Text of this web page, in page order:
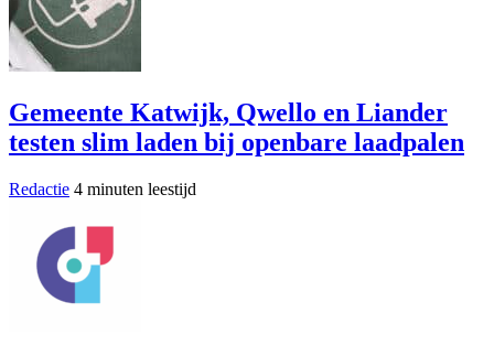
Gemeente Katwijk, Qwello en Liander
testen slim laden bij openbare laadpalen
Redactie 4 minuten leestijd